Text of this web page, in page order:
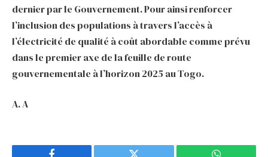
dernier par le Gouvernement. Pour ainsi renforcer
l’inclusion des populations à travers l’accès à
l’électricité de qualité à coût abordable comme prévu
dans le premier axe de la feuille de route
gouvernementale à l’horizon 2025 au Togo.
A. A